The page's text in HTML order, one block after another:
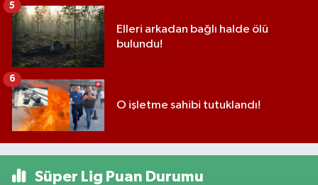
Elleri arkadan bağlı halde ölü
bulundu!
5
O işletme sahibi tutuklandı!
6
Süper Lig Puan Durumu